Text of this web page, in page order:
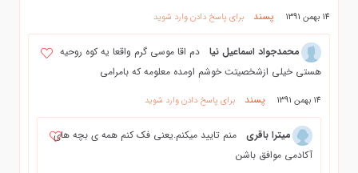
14 بهمن 1391 پسند برای پاسخ دادن وارد شوید
محمدجواد اسماعیل نیا
دم اقا موسی گرم واقعا یه کوه روحیه
هستی خیلی ازشخصیتت خوشم اومده معلومه که بامرامی
14 بهمن 1391 پسند برای پاسخ دادن وارد شوید
میترا باقری
منم تایید میکنم.یعنی فک کنم همه ی بچه های
آکادمی موافق باشن